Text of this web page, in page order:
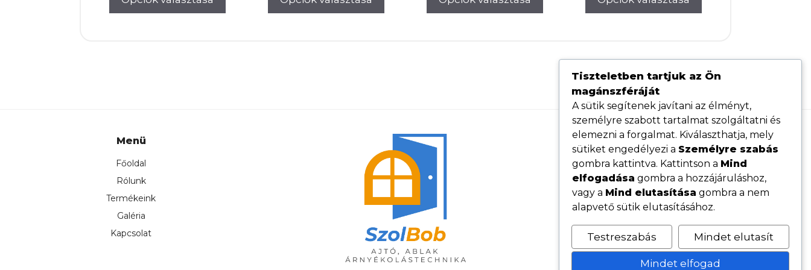
Menü
Főoldal
Rólunk
Termékeink
Galéria
Kapcsolat
Hasznos linkek
Adatvédelmi tájékoztató
ÁSZF
Cookie tájékoztató
Kövess minket közösségi oldalainkon
Tiszteletben tartjuk az Ön
magánszféráját
A sütik segítenek javítani az élményt,
személyre szabott tartalmat szolgáltatni és
elemezni a forgalmat. Kiválaszthatja, mely
sütiket engedélyezi a Személyre szabás
gombra kattintva. Kattintson a Mind
elfogadása gombra a hozzájáruláshoz,
vagy a Mind elutasítása gombra a nem
alapvető sütik elutasításához.
Testreszabás Mindet elutasít
Mindet elfogad